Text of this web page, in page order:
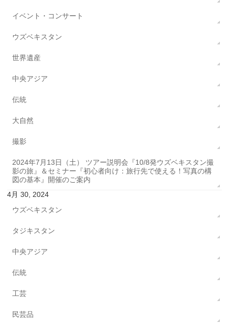
イベント・コンサート
ウズベキスタン
世界遺産
中央アジア
伝統
大自然
撮影
2024年7月13日（土） ツアー説明会『10/8発ウズベキスタン撮
影の旅』＆セミナー『初心者向け：旅行先で使える！写真の構
図の基本』開催のご案内
4月 30, 2024
ウズベキスタン
タジキスタン
中央アジア
伝統
工芸
民芸品